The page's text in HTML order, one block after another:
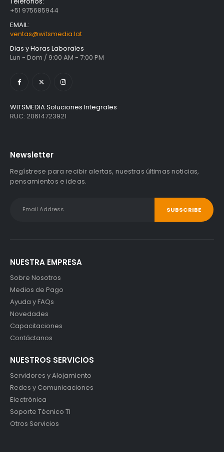
+51 975685944
EMAIL:
ventas@witsmedia.lat
Dias y Horas Laborales
Lun - Dom / 9:00 AM - 7:00 PM
WITSMEDIA Soluciones Integrales
RUC: 20614723921
Newsletter
Regístrese para recibir alertas, nuestras últimas noticias,
pensamientos e ideas.
NUESTRA EMPRESA
Sobre Nosotros
Medios de Pago
Ayuda y FAQs
Novedades
Capacitaciones
Contáctanos
NUESTROS SERVICIOS
Servidores y Alojamiento
Redes y Comunicaciones
Electrónica
Soporte Técnico TI
Otros Servicios